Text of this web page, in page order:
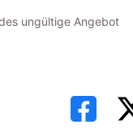
ungültige Angebot